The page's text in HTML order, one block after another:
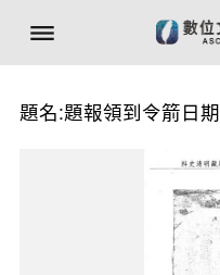
題名:題報領到令箭日期